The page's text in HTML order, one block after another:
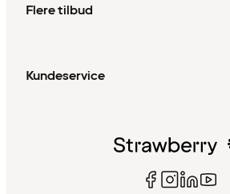
Flere tilbud
Kundeservice